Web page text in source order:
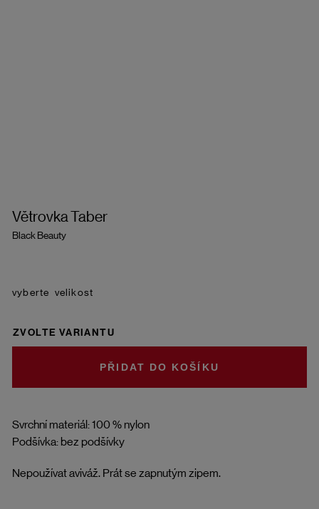
Větrovka Taber
Black Beauty
Svrchní materiál: 100 % nylon
Podšívka: bez podšívky
Nepoužívat aviváž. Prát se zapnutým zipem.
velikost
ZVOLTE VARIANTU
DO KOŠÍKU